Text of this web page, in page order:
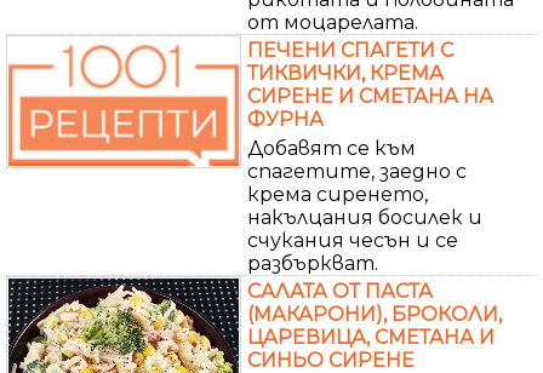
от моцарелата.
ПЕЧЕНИ СПАГЕТИ С
ТИКВИЧКИ, КРЕМА
СИРЕНЕ И СМЕТАНА НА
ФУРНА
Добавят се към
спагетите, заедно с
крема сиренето,
накълцания босилек и
счукания чесън и се
разбъркват.
САЛАТА ОТ ПАСТА
(МАКАРОНИ), БРОКОЛИ,
ЦАРЕВИЦА, СМЕТАНА И
СИНЬО СИРЕНЕ